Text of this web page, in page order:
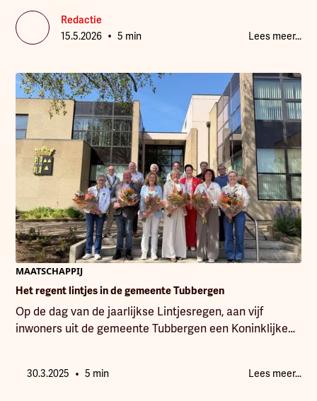
betekent om in vrede te leven. Maar terwijl hier de vlag
uitgaat, groeit wereldwijd een recordaantal kinderen op
in oorlog.
Redactie
15.5.2026 • 5 min Lees meer...
MAATSCHAPPIJ
Het regent lintjes in de gemeente Tubbergen
Op de dag van de jaarlijkse Lintjesregen, aan vijf
inwoners uit de gemeente Tubbergen een Koninklijke
30.3.2025 • 5 min Lees meer...